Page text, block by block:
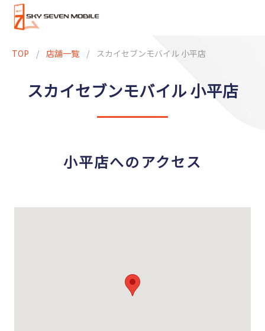
TOP / 店舗一覧 / スカイセブンモバイル 小平店
スカイセブンモバイル 小平店
小平店へのアクセス